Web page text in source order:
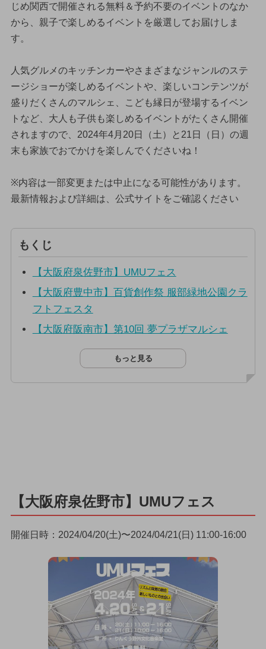
じめ関西で開催される無料＆予約不要のイベントのなか
から、親子で楽しめるイベントを厳選してお届けしま
す。
人気グルメのキッチンカーやさまざまなジャンルのステ
ージショーが楽しめるイベントや、楽しいコンテンツが
盛りだくさんのマルシェ、こども縁日が登場するイベン
トなど、大人も子供も楽しめるイベントがたくさん開催
されますので、2024年4月20日（土）と21日（日）の週
末も家族でおでかけを楽しんでくださいね！
※内容は一部変更または中止になる可能性があります。
最新情報および詳細は、公式サイトをご確認ください
もくじ
【大阪府泉佐野市】UMUフェス
【大阪府豊中市】百貨創作祭 服部緑地公園クラ
フトフェスタ
【大阪府阪南市】第10回 夢プラザマルシェ
もっと見る
【大阪府泉佐野市】UMUフェス
開催日時：2024/04/20(土)〜2024/04/21(日) 11:00-16:00